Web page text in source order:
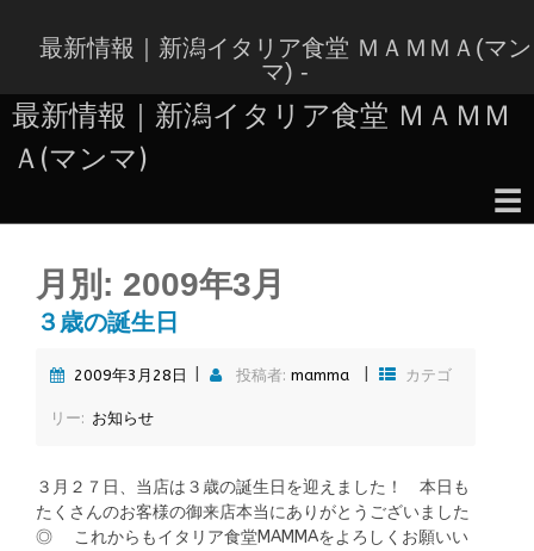
ツ
最新情報｜新潟イタリア食堂 ＭＡＭＭＡ(マン
マ) -
最新情報｜新潟イタリア食堂 ＭＡＭＭ
Ａ(マンマ)
☰
月別: 2009年3月
３歳の誕生日
2009年3月28日 投稿者: mamma カテゴ
リー: お知らせ
３月２７日、当店は３歳の誕生日を迎えました！ 本日も
たくさんのお客様の御来店本当にありがとうございました
◎ これからもイタリア食堂MAMMAをよろしくお願いい